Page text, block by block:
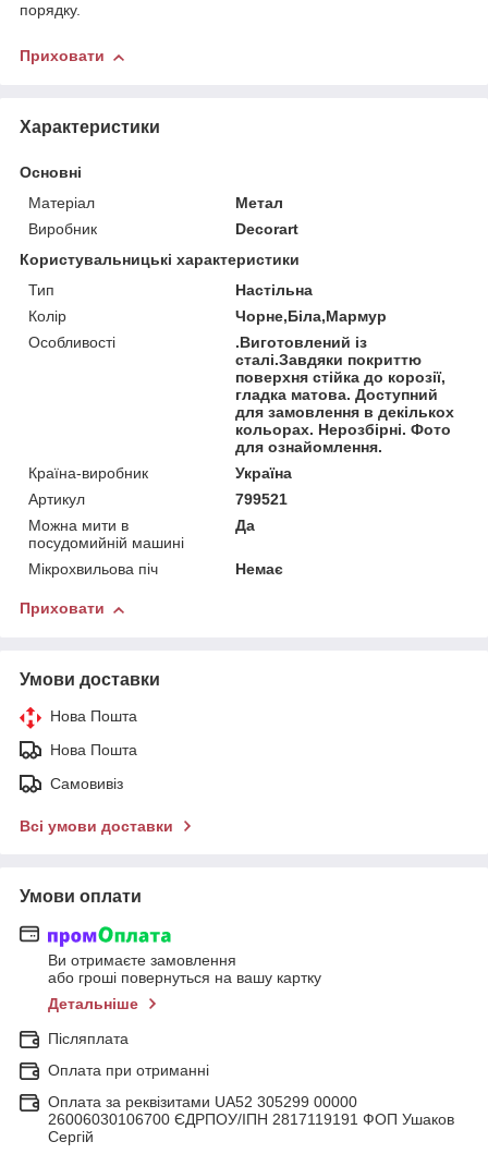
порядку.
Приховати
Характеристики
Основні
Матеріал
Метал
Виробник
Decorart
Користувальницькі характеристики
Тип
Настільна
Колір
Чорне,Біла,Мармур
Особливості
.Виготовлений із
сталі.Завдяки покриттю
поверхня стійка до корозії,
гладка матова. Доступний
для замовлення в декількох
кольорах. Нерозбірні. Фото
для ознайомлення.
Країна-виробник
Україна
Артикул
799521
Можна мити в
посудомийній машині
Да
Мікрохвильова піч Немає
Приховати
Умови доставки
Нова Пошта
Нова Пошта
Самовивіз
Всі умови доставки
Умови оплати
Ви отримаєте замовлення
або гроші повернуться на вашу картку
Детальніше
Післяплата
Оплата при отриманні
Оплата за реквізитами UA52 305299 00000
26006030106700 ЄДРПОУ/ІПН 2817119191 ФОП Ушаков
Сергій